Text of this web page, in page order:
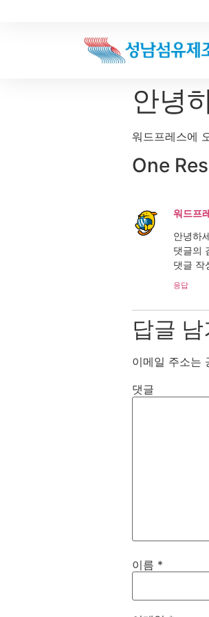
안녕
워드프레스에
One
워드프
안녕하
댓글의
댓글 작
응답
답글 남
이메일 주소는
댓글
이름 *